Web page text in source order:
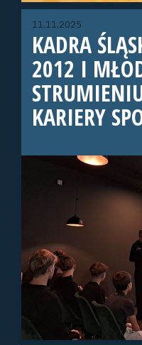
11.11.2025
KADRA
2012 I
KARIERY